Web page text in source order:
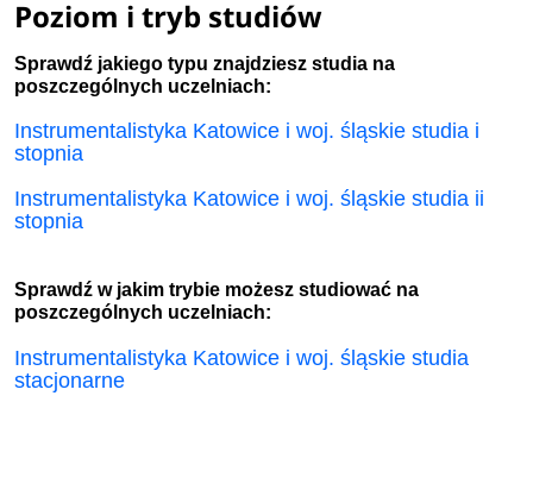
Poziom i tryb studiów
Sprawdź jakiego typu znajdziesz studia na
poszczególnych uczelniach:
Instrumentalistyka Katowice i woj. śląskie studia i
stopnia
Instrumentalistyka Katowice i woj. śląskie studia ii
stopnia
Sprawdź w jakim trybie możesz studiować na
poszczególnych uczelniach:
Instrumentalistyka Katowice i woj. śląskie studia
stacjonarne